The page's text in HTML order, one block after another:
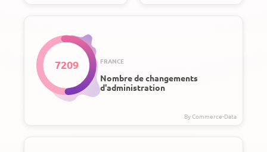
7209 FRANCE
Nombre de changements
d'administration